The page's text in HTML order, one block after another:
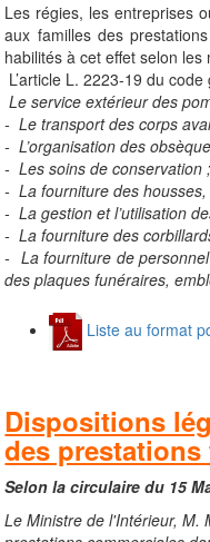
Les régies, les entreprises
aux familles des
habilités à cet effet selon
L’article L. 2223-19 du
Le service extérieur des
- Le transport des corps
- L’organisation des
- Les soins de conservation ;
- La fourniture des
- La gestion et l’utilisation
- La fourniture des
- La fourniture de
des plaques funéraires,
Liste au format
Dispositions
des
Selon la circulaire du 15
Le Ministre de l'Intérieur, M.